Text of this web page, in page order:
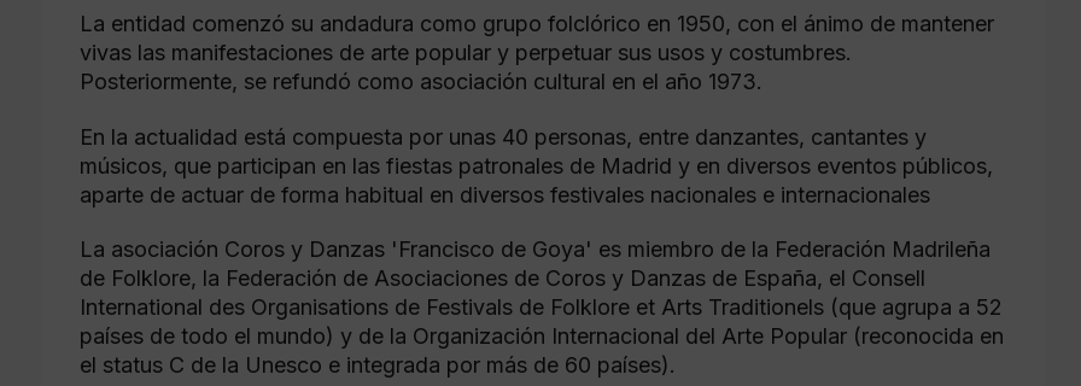
La entidad comenzó su andadura como grupo folclórico en 1950, con el ánimo de mantener
vivas las manifestaciones de arte popular y perpetuar sus usos y costumbres.
Posteriormente, se refundó como asociación cultural en el año 1973.
En la actualidad está compuesta por unas 40 personas, entre danzantes, cantantes y
músicos, que participan en las fiestas patronales de Madrid y en diversos eventos públicos,
aparte de actuar de forma habitual en diversos festivales nacionales e internacionales
La asociación Coros y Danzas 'Francisco de Goya' es miembro de la Federación Madrileña
de Folklore, la Federación de Asociaciones de Coros y Danzas de España, el Consell
International des Organisations de Festivals de Folklore et Arts Traditionels (que agrupa a 52
países de todo el mundo) y de la Organización Internacional del Arte Popular (reconocida en
el status C de la Unesco e integrada por más de 60 países).